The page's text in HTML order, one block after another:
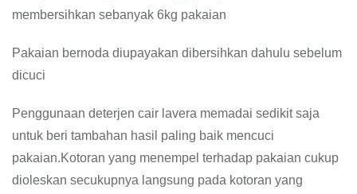
membersihkan sebanyak 6kg pakaian
Pakaian bernoda diupayakan dibersihkan dahulu sebelum
dicuci
Penggunaan deterjen cair lavera memadai sedikit saja
untuk beri tambahan hasil paling baik mencuci
pakaian.Kotoran yang menempel terhadap pakaian cukup
dioleskan secukupnya langsung pada kotoran yang